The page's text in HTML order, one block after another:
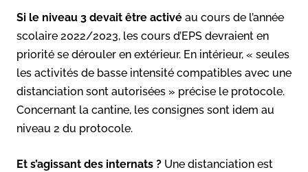
Si le niveau 3 devait être activé au cours de l’année
scolaire 2022/2023, les cours d’EPS devraient en
priorité se dérouler en extérieur. En intérieur, « seules
les activités de basse intensité compatibles avec une
distanciation sont autorisées » précise le protocole.
Concernant la cantine, les consignes sont idem au
niveau 2 du protocole.
Et s’agissant des internats ? Une distanciation est